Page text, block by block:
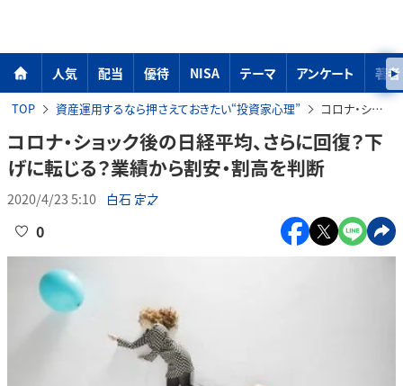
人気 配当 優待 NISA テーマ アンケート 著者
TOP 資産運用するなら押さえておきたい“投資家心理” コロナ・ショック後の日経平均、さらに回復？下げに転じる？業績から割安・割高を判断
コロナ・ショック後の日経平均、さらに回復？下
げに転じる？業績から割安・割高を判断
2020/4/23 5:10 白石 定之
0